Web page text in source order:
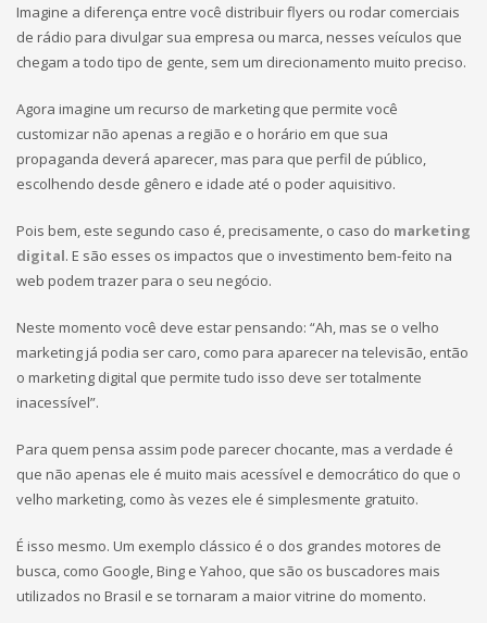
Imagine a diferença entre você distribuir flyers ou rodar comerciais
de rádio para divulgar sua empresa ou marca, nesses veículos que
chegam a todo tipo de gente, sem um direcionamento muito preciso.
Agora imagine um recurso de marketing que permite você
customizar não apenas a região e o horário em que sua
propaganda deverá aparecer, mas para que perfil de público,
escolhendo desde gênero e idade até o poder aquisitivo.
Pois bem, este segundo caso é, precisamente, o caso do marketing
digital. E são esses os impactos que o investimento bem-feito na
web podem trazer para o seu negócio.
Neste momento você deve estar pensando: “Ah, mas se o velho
marketing já podia ser caro, como para aparecer na televisão, então
o marketing digital que permite tudo isso deve ser totalmente
inacessível”.
Para quem pensa assim pode parecer chocante, mas a verdade é
que não apenas ele é muito mais acessível e democrático do que o
velho marketing, como às vezes ele é simplesmente gratuito.
É isso mesmo. Um exemplo clássico é o dos grandes motores de
busca, como Google, Bing e Yahoo, que são os buscadores mais
utilizados no Brasil e se tornaram a maior vitrine do momento.